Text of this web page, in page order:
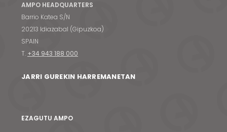
AMPO HEADQUARTERS
Barrio Katea S/N
20213 Idiazabal (Gipuzkoa)
SPAIN
T. +34 943 188 000
JARRI GUREKIN HARREMANETAN
EZAGUTU AMPO